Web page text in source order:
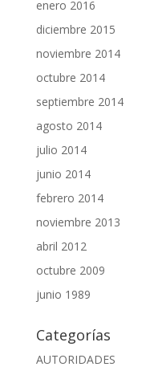
enero 2016
diciembre 2015
noviembre 2014
octubre 2014
septiembre 2014
agosto 2014
julio 2014
junio 2014
febrero 2014
noviembre 2013
abril 2012
octubre 2009
junio 1989
Categorías
AUTORIDADES